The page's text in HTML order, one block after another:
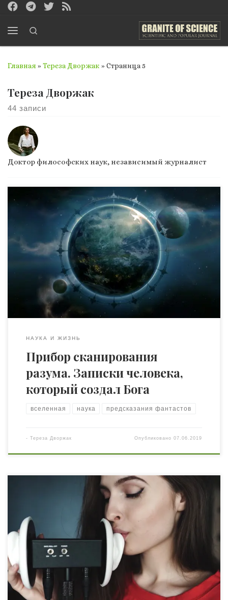
Перейти к содержимому
Главная » Тереза Дворжак » Страница 5
Тереза Дворжак
44 записи
Доктор философских наук, независимый журналист
(из старого доброго дневника) 15.03.2237 Идея создания
разума вселенной не даёт покоя. Я должен найти
способы, как это сделать! Если до меня никто не решал
таких задач, ещё не значит, что это невозможно…
17.04.2238 Я точно знаю, как его назову. «Эльбрус» —
электронная система биологического системного
территориального управления и контроля. […]
НАУКА И ЖИЗНЬ
Прибор сканирования
разума. Записки человека,
который создал Бога
вселенная наука предсказания фантастов
- Тереза Дворжак Опубликовано07.06.2019
Здравствуйте, мой хороший, мой дорогой!… Как же я
рада нашей встрече! Присаживайтесь… нет-нет,
погодите минутку, не торопитесь, телефон вам не
понадобится… присядьте, выдохните…закройте глаза и
слушайте мой голос…сейчас я возьму расчёску и
плавными, мягкими, неторопливыми движениями
проведу деревянной расчёской, пахнущей канадским
клёном, по вашей уставшей от груза забот голове…а
затем […]